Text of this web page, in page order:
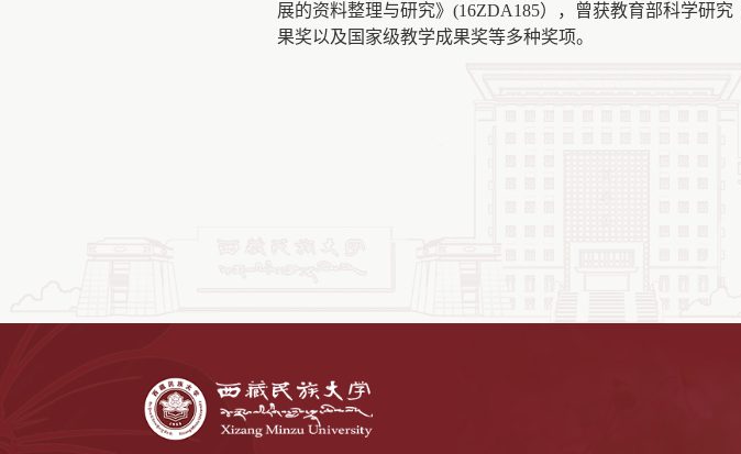
展的资料整理与研究》(16ZDA185），曾获教育部科学研
果奖以及国家级教学成果奖等多种奖项。